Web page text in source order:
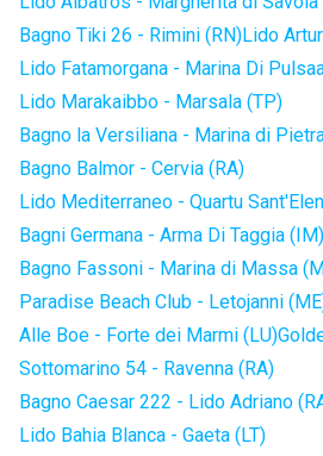
Bagno Tiki 26 - Rimini (RN)Lido
Lido Fatamorgana - Marina Di
Lido Marakaibbo - Marsala (TP)
Bagno la Versiliana - Marina di
Bagno Balmor - Cervia (RA)
Lido Mediterraneo - Quartu
Bagni Germana - Arma Di Taggia (IM)
Bagno Fassoni - Marina di Massa
Paradise Beach Club - Letojanni
Alle Boe - Forte dei Marmi (LU)
Sottomarino 54 - Ravenna (RA)
Bagno Caesar 222 - Lido Adriano
Lido Bahia Blanca - Gaeta (LT)